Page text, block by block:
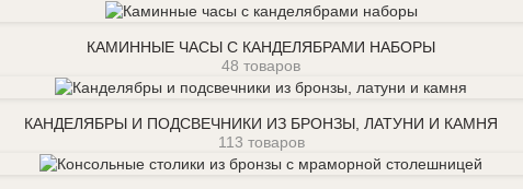
КАМИННЫЕ ЧАСЫ С КАНДЕЛЯБРАМИ НАБОРЫ
48 товаров
Каминные часы с канделябрами наборы
КАНДЕЛЯБРЫ И ПОДСВЕЧНИКИ ИЗ БРОНЗЫ, ЛАТУНИ И КАМНЯ
113 товаров
Канделябры и подсвечники из бронзы, латуни и камня
Консольные столики из бронзы с мраморной столешницей